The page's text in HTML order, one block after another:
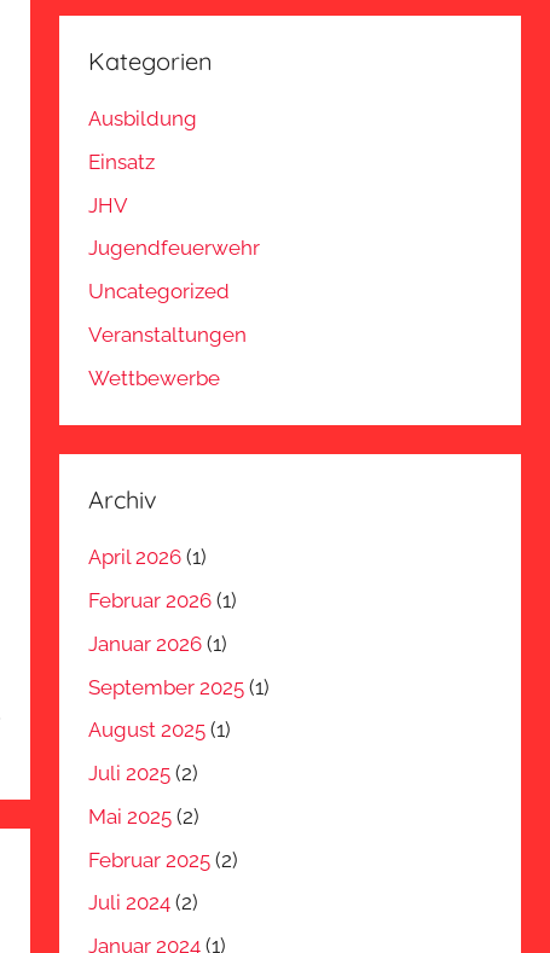
Kategorien
Ausbildung
Einsatz
JHV
Jugendfeuerwehr
Uncategorized
Veranstaltungen
Wettbewerbe
Archiv
April 2026 (1)
Februar 2026 (1)
Januar 2026 (1)
September 2025 (1)
August 2025 (1)
Juli 2025 (2)
Mai 2025 (2)
Februar 2025 (2)
Juli 2024 (2)
Januar 2024 (1)